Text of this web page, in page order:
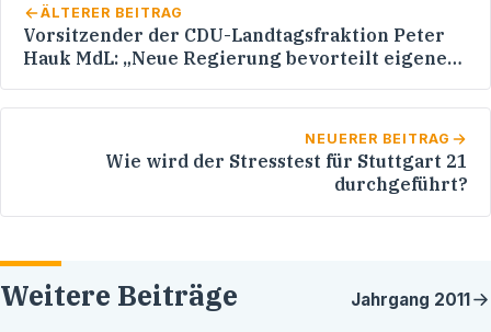
ÄLTERER BEITRAG
Vorsitzender der CDU-Landtagsfraktion Peter
Hauk MdL: „Neue Regierung bevorteilt eigene
NEUERER BEITRAG
Wie wird der Stresstest für Stuttgart 21
durchgeführt?
Weitere Beiträge Jahrgang 2011